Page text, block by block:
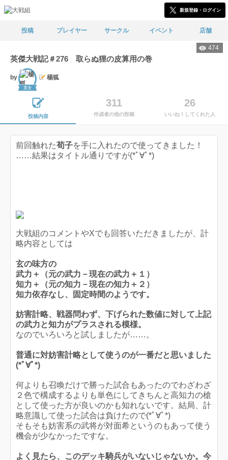
新規登録・ログイン
投稿 プレイヤー サークル イベント 店舗
474
英傑大戦記＃276 取らぬ狸の皮算用の巻
by
文士
楊狐
投稿内容
311
作成者の他の投稿
26
いいね！してくれた人
前回触れた荀子を手に入れたので使ってきました！
……結果はタイトル通りですが(*ﾟ∀ﾟ*)
大戦組のコメントやXでも回答いただきましたが、計
略内容としては
玄の味方の
武力＋（元の武力－現在の武力＋１）
知力＋（元の知力－現在の知力＋２）
知力依存なし、固定時間のようです。
妨害計略、戦器問わず、下げられた数値に対して上記
の武力と知力がプラスされる模様。
なのでいろいろと試しましたが……。
普通に対妨害計略として使うのが一番だと思いました
(*ﾟ∀ﾟ*)
何よりも召喚だけで勝った試合もあったのでわざわざ
２色で構成するよりも単色にしてきちんと高知力の槍
として使った方が良いのかも知れないです。結局、計
略意識して使った試合は負けたので(*ﾟ∀ﾟ*)
そもそも妨害系の武将が対面希というのもあって使う
機会が少なかったですな。
よく見たら、このデッキ騎兵がいないじゃないか。今